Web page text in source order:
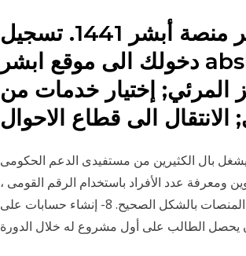
كيفية تسجيل المواليد الجدد عبر منصة أبشر 1441. تسجيل
دخولك الى موقع ابشر absher.sa عن طريق إدخال إسم
المرئي; إختيار خدمات من
الى قطاع الاحوال
بال الكثيرين من مستفيدى الدعم الحكومى
ومعرفة عدد الأفراد باستخدام الرقم القومى ،
ويتم هذا الأمر من خلال الموقع 7- كيفية سحب الأموال من المنصات بالشكل الصحيح. 8- إنشاء حسابات على